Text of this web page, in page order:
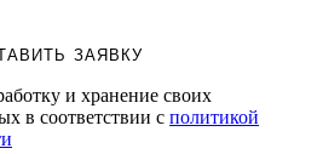
ЗАЯВКУ
и хранение своих
в соответствии с политикой